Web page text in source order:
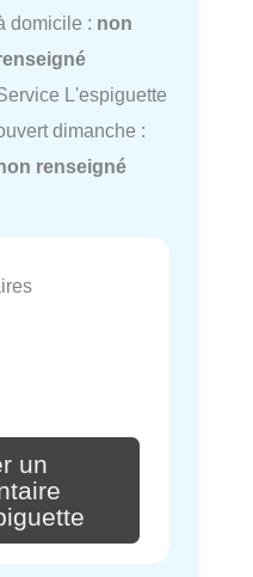
domicile : non
L'espiguette
dimanche :
renseigné
un